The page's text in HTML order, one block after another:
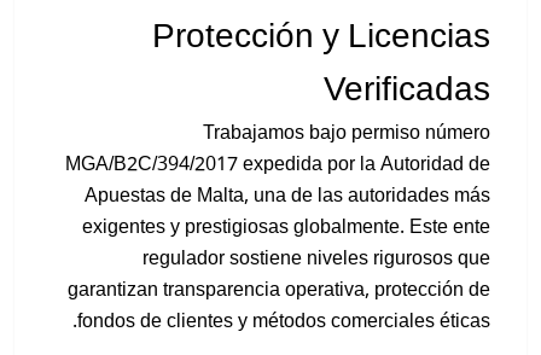
Protección y Licencias
Verificadas
Trabajamos bajo permiso número
MGA/B2C/394/2017 expedida por la Autoridad de
Apuestas de Malta, una de las autoridades más
exigentes y prestigiosas globalmente. Este ente
regulador sostiene niveles rigurosos que
garantizan transparencia operativa, protección de
fondos de clientes y métodos comerciales éticas.